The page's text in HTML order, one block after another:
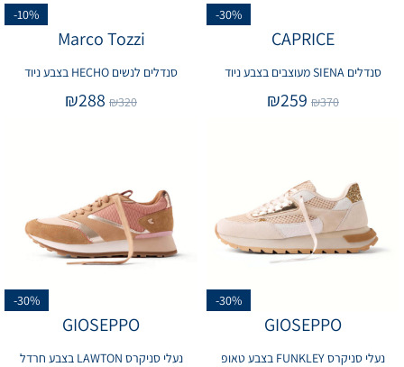
-30%
CAPRICE
סנדלים SIENA מעוצבים בצבע ניוד
₪370
₪259
-10%
Marco Tozzi
סנדלים לנשים HECHO בצבע ניוד
₪320
₪288
-30%
GIOSEPPO
נעלי סניקרס FUNKLEY בצבע טאופ
-30%
GIOSEPPO
נעלי סניקרס LAWTON בצבע חרדל